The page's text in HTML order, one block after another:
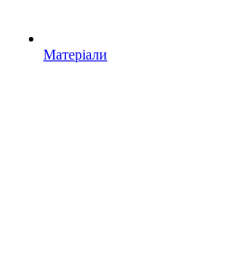
Матеріали